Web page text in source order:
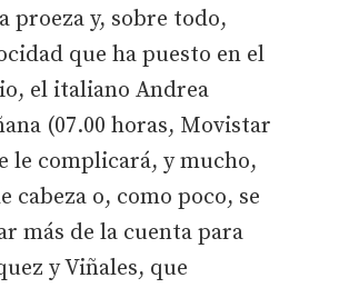
proeza y, sobre todo,
que ha puesto en el
el italiano Andrea
(07.00 horas, Movistar
le complicará, y mucho,
cabeza o, como poco, se
más de la cuenta para
y Viñales, que